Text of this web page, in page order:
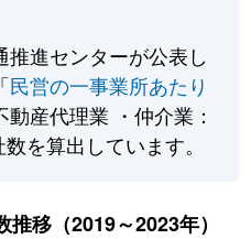
進センターが公表し
民営の一事業所あたり
動産代理業 ・仲介業：
を算出しています。
移（2019～2023年）